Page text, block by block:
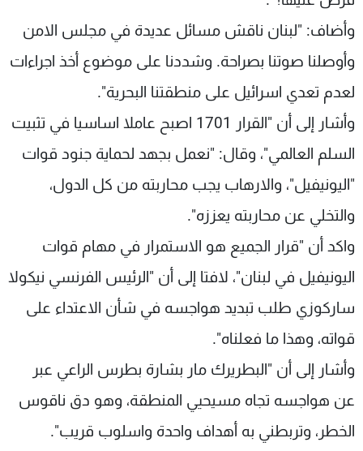
وأضاف: "لبنان ناقش مسائل عديدة في مجلس الامن
وأوصلنا صوتنا بصراحة. وشددنا على موضوع أخذ اجراءات
لعدم تعدي اسرائيل على منطقتنا البحرية".
وأشار إلى أن "القرار 1701 اصبح عاملا اساسيا في تثبيت
السلم العالمي"، وقال: "نعمل بجهد لحماية جنود قوات
"اليونيفيل"، والارهاب يجب محاربته من كل الدول،
والتخلي عن محاربته يعززه".
واكد أن "قرار الجميع هو الاستمرار في مهام قوات
اليونيفيل في لبنان"، لافتا إلى أن "الرئيس الفرنسي نيكولا
ساركوزي طلب تبديد هواجسه في شأن الاعتداء على
قواته، وهذا ما فعلناه".
وأشار إلى أن "البطريرك مار بشارة بطرس الراعي عبر
عن هواجسه تجاه مسيحيي المنطقة، وهو دق ناقوس
الخطر، وتربطني به أهداف واحدة واسلوب قريب".